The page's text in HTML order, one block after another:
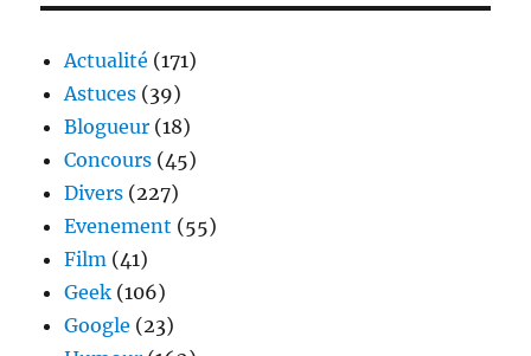
j’ai
pas
vraiment
tout
lu
!
:
Actualité (171)
Astuces (39)
Blogueur (18)
Concours (45)
Divers (227)
Evenement (55)
Film (41)
Geek (106)
Google (23)